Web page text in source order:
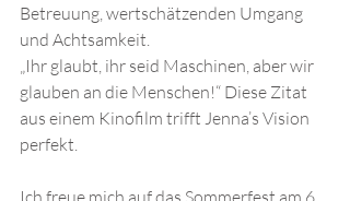
Betreuung, wertschätzenden Umgang
und Achtsamkeit.
„Ihr glaubt, ihr seid Maschinen, aber wir
glauben an die Menschen!“ Diese Zitat
aus einem Kinofilm trifft Jenna’s Vision
perfekt.
Ich freue mich auf das Sommerfest am 6.